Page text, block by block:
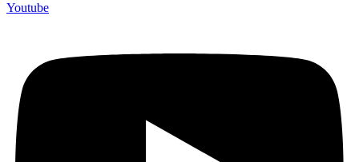
Youtube